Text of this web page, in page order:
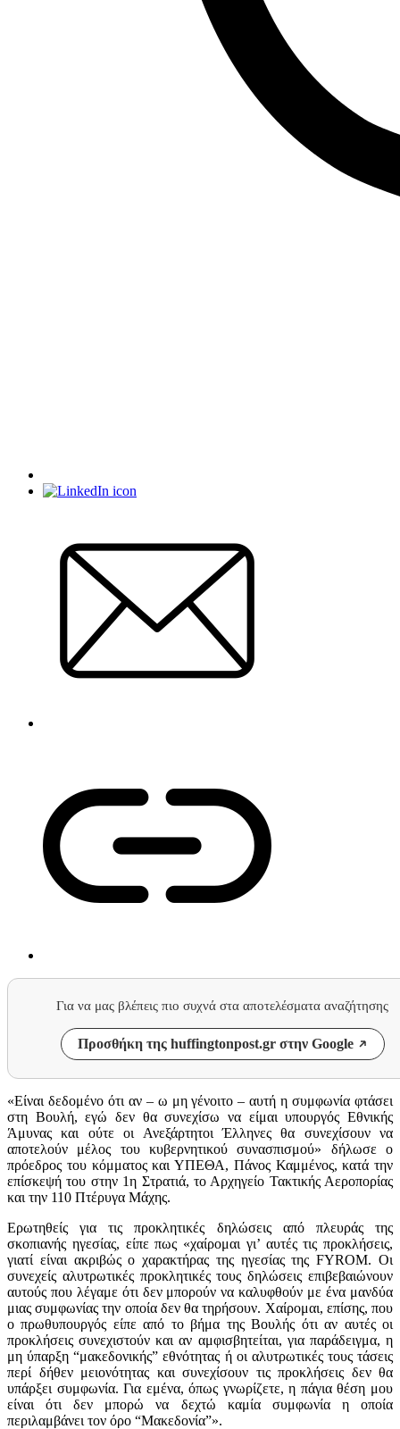
Για να μας βλέπεις πιο συχνά στα αποτελέσματα αναζήτησης
Προσθήκη της huffingtonpost.gr στην Google
«Είναι δεδομένο ότι αν – ω μη γένοιτο – αυτή η συμφωνία φτάσει
στη Βουλή, εγώ δεν θα συνεχίσω να είμαι υπουργός Εθνικής
Άμυνας και ούτε οι Ανεξάρτητοι Έλληνες θα συνεχίσουν να
αποτελούν μέλος του κυβερνητικού συνασπισμού» δήλωσε ο
πρόεδρος του κόμματος και ΥΠΕΘΑ, Πάνος Καμμένος, κατά την
επίσκεψή του στην 1η Στρατιά, το Αρχηγείο Τακτικής Αεροπορίας
και την 110 Πτέρυγα Μάχης.
Ερωτηθείς για τις προκλητικές δηλώσεις από πλευράς της
σκοπιανής ηγεσίας, είπε πως «χαίρομαι γι’ αυτές τις προκλήσεις,
γιατί είναι ακριβώς ο χαρακτήρας της ηγεσίας τηςFYROM. Οι
συνεχείς αλυτρωτικές προκλητικές τους δηλώσεις επιβεβαιώνουν
αυτούς που λέγαμε ότι δεν μπορούν να καλυφθούν με ένα μανδύα
μιας συμφωνίας την οποία δεν θα τηρήσουν. Χαίρομαι, επίσης, που
ο πρωθυπουργός είπε από το βήμα της Βουλής ότι αν αυτές οι
προκλήσεις συνεχιστούν και αν αμφισβητείται, για παράδειγμα, η
μη ύπαρξη “μακεδονικής” εθνότητας ή οι αλυτρωτικές τους τάσεις
περί δήθεν μειονότητας και συνεχίσουν τις προκλήσεις δεν θα
υπάρξει συμφωνία. Για εμένα, όπως γνωρίζετε, η πάγια θέση μου
είναι ότι δεν μπορώ να δεχτώ καμία συμφωνία η οποία
περιλαμβάνει τον όρο “Μακεδονία”».